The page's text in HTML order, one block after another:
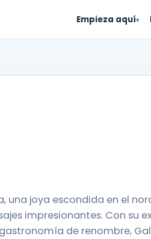
Empieza aquí▾
una joya escondida en el
impresionantes. Con su
de renombre,